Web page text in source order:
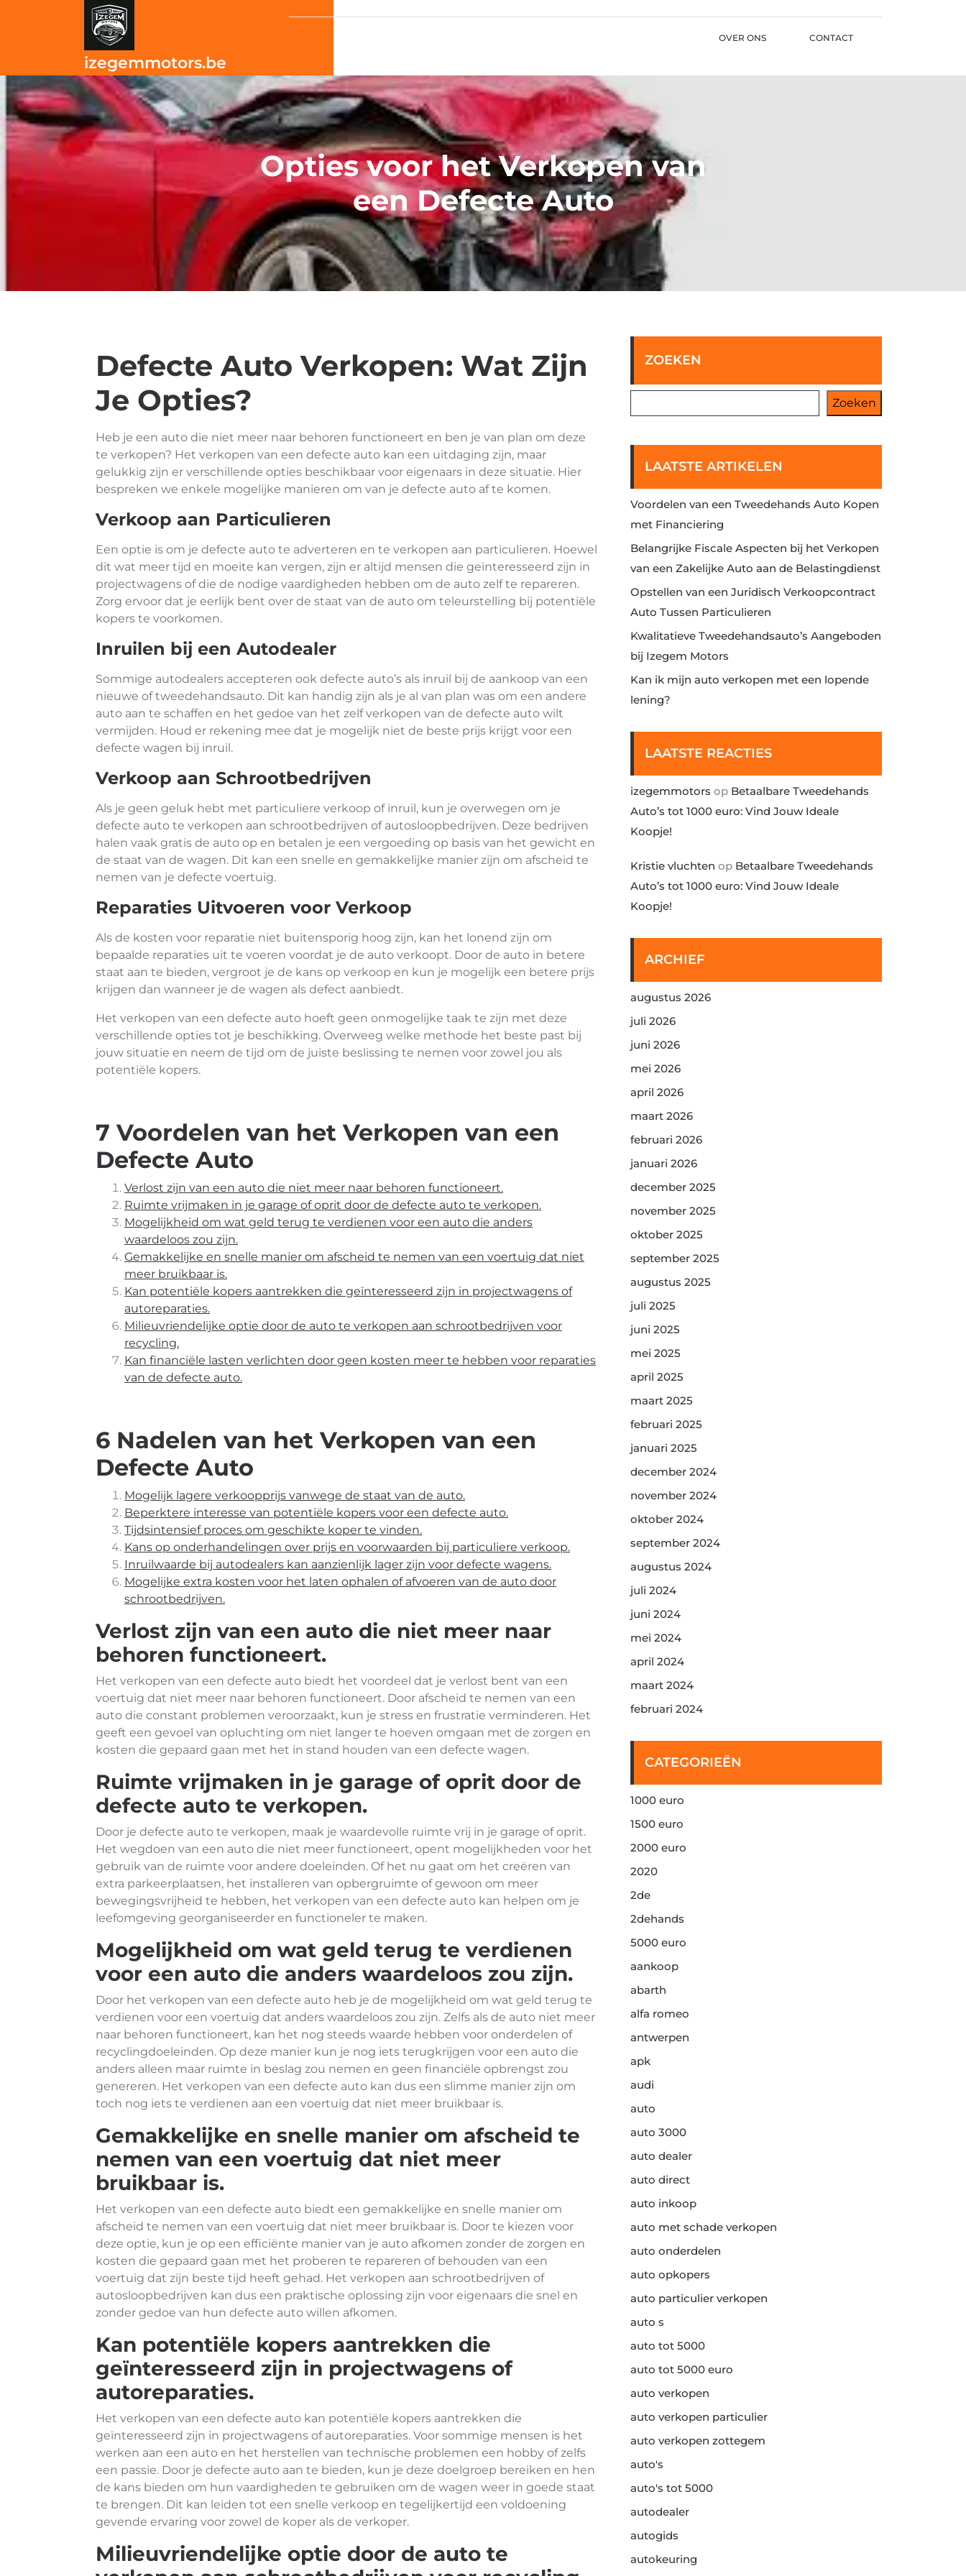
izegemmotors.be
OVER ONS CONTACT
Opties voor het Verkopen van
een Defecte Auto
Defecte Auto Verkopen: Wat Zijn
Je Opties?
Heb je een auto die niet meer naar behoren functioneert en ben je van plan om deze
te verkopen? Het verkopen van een defecte auto kan een uitdaging zijn, maar
gelukkig zijn er verschillende opties beschikbaar voor eigenaars in deze situatie. Hier
bespreken we enkele mogelijke manieren om van je defecte auto af te komen.
Verkoop aan Particulieren
Een optie is om je defecte auto te adverteren en te verkopen aan particulieren. Hoewel
dit wat meer tijd en moeite kan vergen, zijn er altijd mensen die geïnteresseerd zijn in
projectwagens of die de nodige vaardigheden hebben om de auto zelf te repareren.
Zorg ervoor dat je eerlijk bent over de staat van de auto om teleurstelling bij potentiële
kopers te voorkomen.
Inruilen bij een Autodealer
Sommige autodealers accepteren ook defecte auto’s als inruil bij de aankoop van een
nieuwe of tweedehandsauto. Dit kan handig zijn als je al van plan was om een andere
auto aan te schaffen en het gedoe van het zelf verkopen van de defecte auto wilt
vermijden. Houd er rekening mee dat je mogelijk niet de beste prijs krijgt voor een
defecte wagen bij inruil.
Verkoop aan Schrootbedrijven
Als je geen geluk hebt met particuliere verkoop of inruil, kun je overwegen om je
defecte auto te verkopen aan schrootbedrijven of autosloopbedrijven. Deze bedrijven
halen vaak gratis de auto op en betalen je een vergoeding op basis van het gewicht en
de staat van de wagen. Dit kan een snelle en gemakkelijke manier zijn om afscheid te
nemen van je defecte voertuig.
Reparaties Uitvoeren voor Verkoop
Als de kosten voor reparatie niet buitensporig hoog zijn, kan het lonend zijn om
bepaalde reparaties uit te voeren voordat je de auto verkoopt. Door de auto in betere
staat aan te bieden, vergroot je de kans op verkoop en kun je mogelijk een betere prijs
krijgen dan wanneer je de wagen als defect aanbiedt.
Het verkopen van een defecte auto hoeft geen onmogelijke taak te zijn met deze
verschillende opties tot je beschikking. Overweeg welke methode het beste past bij
jouw situatie en neem de tijd om de juiste beslissing te nemen voor zowel jou als
potentiële kopers.
7 Voordelen van het Verkopen van een
Defecte Auto
Verlost zijn van een auto die niet meer naar behoren functioneert.
Ruimte vrijmaken in je garage of oprit door de defecte auto te verkopen.
Mogelijkheid om wat geld terug te verdienen voor een auto die anders
waardeloos zou zijn.
Gemakkelijke en snelle manier om afscheid te nemen van een voertuig dat niet
meer bruikbaar is.
Kan potentiële kopers aantrekken die geïnteresseerd zijn in projectwagens of
autoreparaties.
Milieuvriendelijke optie door de auto te verkopen aan schrootbedrijven voor
recycling.
Kan financiële lasten verlichten door geen kosten meer te hebben voor reparaties
van de defecte auto.
6 Nadelen van het Verkopen van een
Defecte Auto
Mogelijk lagere verkoopprijs vanwege de staat van de auto.
Beperktere interesse van potentiële kopers voor een defecte auto.
Tijdsintensief proces om geschikte koper te vinden.
Kans op onderhandelingen over prijs en voorwaarden bij particuliere verkoop.
Inruilwaarde bij autodealers kan aanzienlijk lager zijn voor defecte wagens.
Mogelijke extra kosten voor het laten ophalen of afvoeren van de auto door
schrootbedrijven.
Verlost zijn van een auto die niet meer naar
behoren functioneert.
Het verkopen van een defecte auto biedt het voordeel dat je verlost bent van een
voertuig dat niet meer naar behoren functioneert. Door afscheid te nemen van een
auto die constant problemen veroorzaakt, kun je stress en frustratie verminderen. Het
geeft een gevoel van opluchting om niet langer te hoeven omgaan met de zorgen en
kosten die gepaard gaan met het in stand houden van een defecte wagen.
Ruimte vrijmaken in je garage of oprit door de
defecte auto te verkopen.
Door je defecte auto te verkopen, maak je waardevolle ruimte vrij in je garage of oprit.
Het wegdoen van een auto die niet meer functioneert, opent mogelijkheden voor het
gebruik van de ruimte voor andere doeleinden. Of het nu gaat om het creëren van
extra parkeerplaatsen, het installeren van opbergruimte of gewoon om meer
bewegingsvrijheid te hebben, het verkopen van een defecte auto kan helpen om je
leefomgeving georganiseerder en functioneler te maken.
Mogelijkheid om wat geld terug te verdienen
voor een auto die anders waardeloos zou zijn.
Door het verkopen van een defecte auto heb je de mogelijkheid om wat geld terug te
verdienen voor een voertuig dat anders waardeloos zou zijn. Zelfs als de auto niet meer
naar behoren functioneert, kan het nog steeds waarde hebben voor onderdelen of
recyclingdoeleinden. Op deze manier kun je nog iets terugkrijgen voor een auto die
anders alleen maar ruimte in beslag zou nemen en geen financiële opbrengst zou
genereren. Het verkopen van een defecte auto kan dus een slimme manier zijn om
toch nog iets te verdienen aan een voertuig dat niet meer bruikbaar is.
Gemakkelijke en snelle manier om afscheid te
nemen van een voertuig dat niet meer
bruikbaar is.
Het verkopen van een defecte auto biedt een gemakkelijke en snelle manier om
afscheid te nemen van een voertuig dat niet meer bruikbaar is. Door te kiezen voor
deze optie, kun je op een efficiënte manier van je auto afkomen zonder de zorgen en
kosten die gepaard gaan met het proberen te repareren of behouden van een
voertuig dat zijn beste tijd heeft gehad. Het verkopen aan schrootbedrijven of
autosloopbedrijven kan dus een praktische oplossing zijn voor eigenaars die snel en
zonder gedoe van hun defecte auto willen afkomen.
Kan potentiële kopers aantrekken die
geïnteresseerd zijn in projectwagens of
autoreparaties.
Het verkopen van een defecte auto kan potentiële kopers aantrekken die
geïnteresseerd zijn in projectwagens of autoreparaties. Voor sommige mensen is het
werken aan een auto en het herstellen van technische problemen een hobby of zelfs
een passie. Door je defecte auto aan te bieden, kun je deze doelgroep bereiken en hen
de kans bieden om hun vaardigheden te gebruiken om de wagen weer in goede staat
te brengen. Dit kan leiden tot een snelle verkoop en tegelijkertijd een voldoening
gevende ervaring voor zowel de koper als de verkoper.
Milieuvriendelijke optie door de auto te
ZOEKEN
Zoeken
LAATSTE ARTIKELEN
Voordelen van een Tweedehands Auto Kopen
met Financiering
Belangrijke Fiscale Aspecten bij het Verkopen
van een Zakelijke Auto aan de Belastingdienst
Opstellen van een Juridisch Verkoopcontract
Auto Tussen Particulieren
Kwalitatieve Tweedehandsauto’s Aangeboden
bij Izegem Motors
Kan ik mijn auto verkopen met een lopende
lening?
LAATSTE REACTIES
izegemmotors op Betaalbare Tweedehands
Auto’s tot 1000 euro: Vind Jouw Ideale
Koopje!
Kristie vluchten op Betaalbare Tweedehands
Auto’s tot 1000 euro: Vind Jouw Ideale
Koopje!
ARCHIEF
augustus 2026
juli 2026
juni 2026
mei 2026
april 2026
maart 2026
februari 2026
januari 2026
december 2025
november 2025
oktober 2025
september 2025
augustus 2025
juli 2025
juni 2025
mei 2025
april 2025
maart 2025
februari 2025
januari 2025
december 2024
november 2024
oktober 2024
september 2024
augustus 2024
juli 2024
juni 2024
mei 2024
april 2024
maart 2024
februari 2024
CATEGORIEËN
1000 euro
1500 euro
2000 euro
2020
2de
2dehands
5000 euro
aankoop
abarth
alfa romeo
antwerpen
apk
audi
auto
auto 3000
auto dealer
auto direct
auto inkoop
auto met schade verkopen
auto onderdelen
auto opkopers
auto particulier verkopen
auto s
auto tot 5000
auto tot 5000 euro
auto verkopen
auto verkopen particulier
auto verkopen zottegem
auto's
auto's tot 5000
autodealer
autogids
autokeuring